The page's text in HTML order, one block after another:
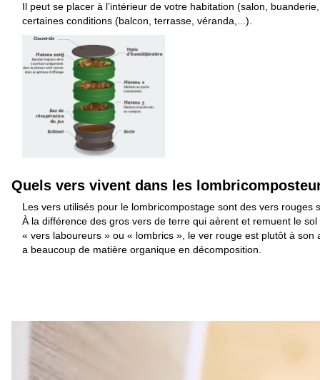
Il peut se placer à l’intérieur de votre habitation (salon,
certaines conditions (balcon, terrasse, véranda,...).
Quels vers vivent dans les
Les vers utilisés pour le lombricompostage sont des vers rouges
À la différence des gros vers de terre qui aèrent et remuent le
« vers laboureurs » ou « lombrics », le ver rouge est plutôt à
a beaucoup de matière organique en décomposition.